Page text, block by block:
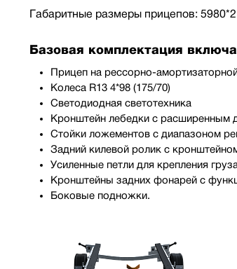
Габаритные размеры прицепов:
Базовая комплектация
Прицеп на рессорно-
Колеса R13 4*98 (175/70)
Светодиодная светотехника
Кронштейн лебедки с расширенным
Стойки ложементов с диапазоном
Задний килевой ролик с
Усиленные петли для крепления
Кронштейны задних фонарей с
Боковые подножки.